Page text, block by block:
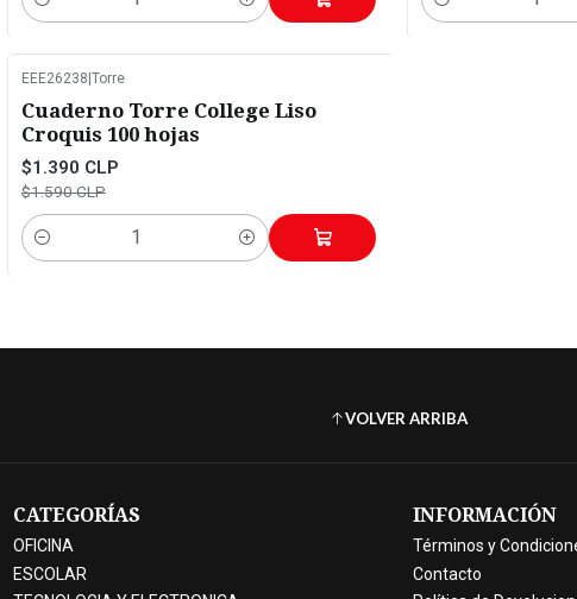
Cantidad Cantidad
EEE26238|Torre
Cuaderno Torre College Liso
Croquis 100 hojas
$1.390 CLP
$1.590 CLP
Cantidad
VOLVER ARRIBA
CATEGORÍAS
OFICINA
ESCOLAR
INFORMACIÓN
Términos y
Contacto